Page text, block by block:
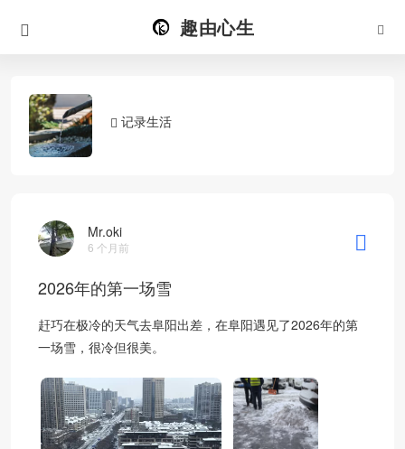
趣由心生
记录生活
Mr.oki
6 个月前
2026年的第一场雪
赶巧在极冷的天气去阜阳出差，在阜阳遇见了2026年的第
一场雪，很冷但很美。